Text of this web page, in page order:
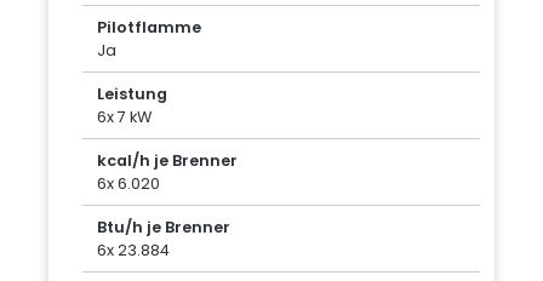
Pilotflamme
Ja
Leistung
6x 7 kW
kcal/h je Brenner
6x 6.020
Btu/h je Brenner
6x 23.884